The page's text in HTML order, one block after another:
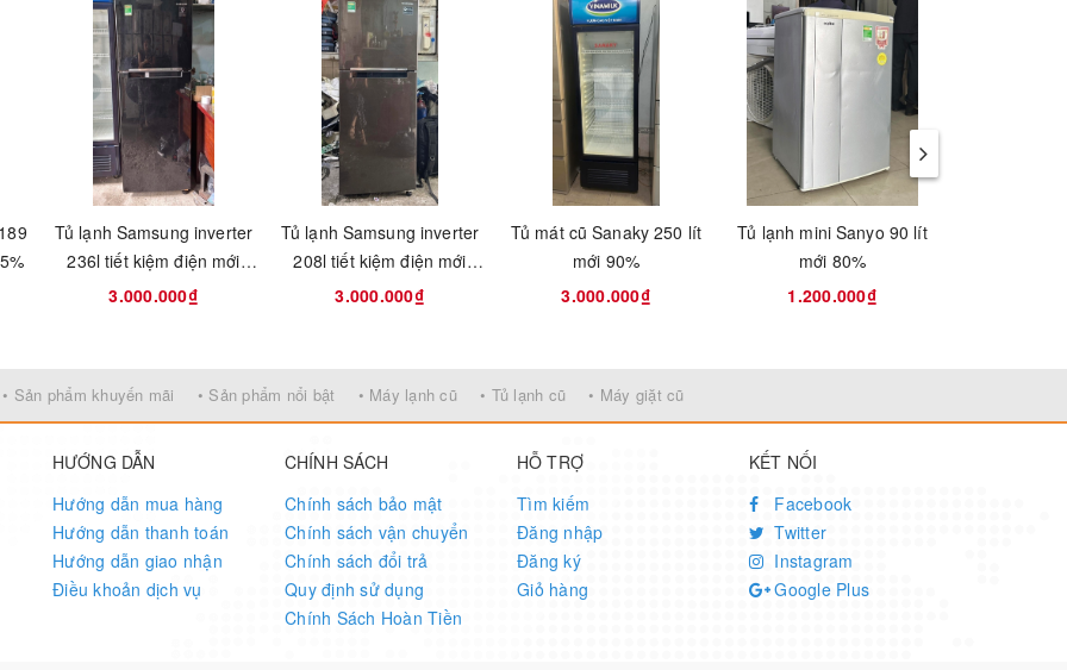
Tủ lạnh Samsung inverter
236l tiết kiệm điện mới
90%
3.000.000₫
Tủ lạnh Samsung inverter
208l tiết kiệm điện mới
95%
3.000.000₫
Tủ mát cũ Sanaky 250 lít
mới 90%
3.000.000₫
Tủ lạnh mini Sanyo 90 lít
mới 80%
1.200.000₫
• Sản phẩm khuyến mãi • Sản phẩm nổi bật • Máy lạnh cũ • Tủ lạnh cũ • Máy giặt cũ
HƯỚNG DẪN
Hướng dẫn mua hàng
Hướng dẫn thanh toán
Hướng dẫn giao nhận
Điều khoản dịch vụ
CHÍNH SÁCH
Chính sách bảo mật
Chính sách vận chuyển
Chính sách đổi trả
Quy định sử dụng
Chính Sách Hoàn Tiền
HỖ TRỢ
Tìm kiếm
Đăng nhập
Đăng ký
Giỏ hàng
KẾT NỐI
Facebook
Twitter
Instagram
Google Plus